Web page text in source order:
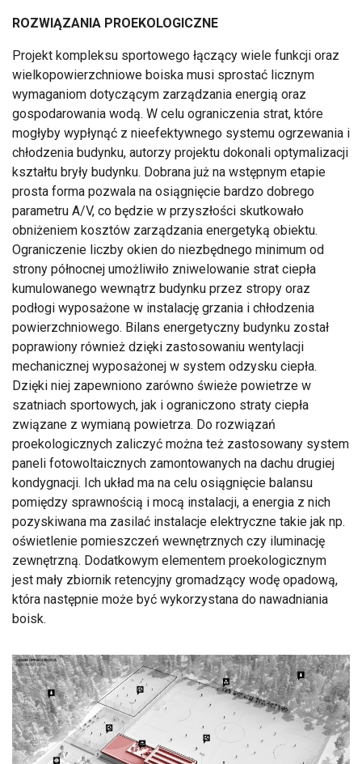
ROZWIĄZANIA PROEKOLOGICZNE
Projekt kompleksu sportowego łączący wiele funkcji oraz
wielkopowierzchniowe boiska musi sprostać licznym
wymaganiom dotyczącym zarządzania energią oraz
gospodarowania wodą. W celu ograniczenia strat, które
mogłyby wypłynąć z nieefektywnego systemu ogrzewania i
chłodzenia budynku, autorzy projektu dokonali optymalizacji
kształtu bryły budynku. Dobrana już na wstępnym etapie
prosta forma pozwala na osiągnięcie bardzo dobrego
parametru A/V, co będzie w przyszłości skutkowało
obniżeniem kosztów zarządzania energetyką obiektu.
Ograniczenie liczby okien do niezbędnego minimum od
strony północnej umożliwiło zniwelowanie strat ciepła
kumulowanego wewnątrz budynku przez stropy oraz
podłogi wyposażone w instalację grzania i chłodzenia
powierzchniowego. Bilans energetyczny budynku został
poprawiony również dzięki zastosowaniu wentylacji
mechanicznej wyposażonej w system odzysku ciepła.
Dzięki niej zapewniono zarówno świeże powietrze w
szatniach sportowych, jak i ograniczono straty ciepła
związane z wymianą powietrza. Do rozwiązań
proekologicznych zaliczyć można też zastosowany system
paneli fotowoltaicznych zamontowanych na dachu drugiej
kondygnacji. Ich układ ma na celu osiągnięcie balansu
pomiędzy sprawnością i mocą instalacji, a energia z nich
pozyskiwana ma zasilać instalacje elektryczne takie jak np.
oświetlenie pomieszczeń wewnętrznych czy iluminację
zewnętrzną. Dodatkowym elementem proekologicznym
jest mały zbiornik retencyjny gromadzący wodę opadową,
która następnie może być wykorzystana do nawadniania
boisk.